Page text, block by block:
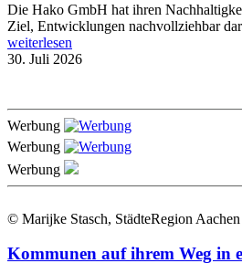
Die Hako GmbH hat ihren
Ziel, Entwicklungen nachvollziehbar
weiterlesen
30. Juli 2026
Werbung
Werbung
Werbung
© Marijke Stasch, StädteRegion Aachen
Kommunen auf ihrem Weg in